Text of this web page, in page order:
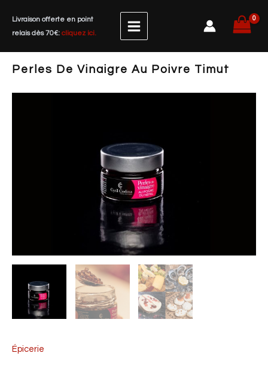
contenu
Livraison offerte en point
relais dès 70€: cliquez ici.
Perles De Vinaigre Au Poivre Timut
Épicerie